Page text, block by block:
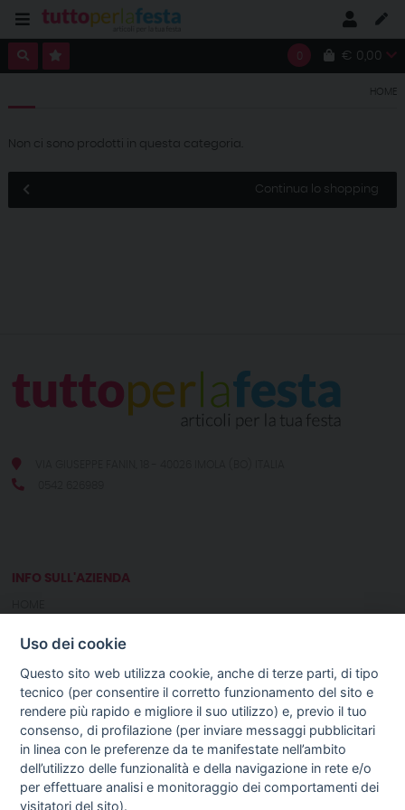
0 € 0,00
HOME
Non ci sono prodotti in questa categoria.
Continua lo shopping
INFO SULL'AZIENDA
NOTIZIE
GUIDA AGLI ACQUISTI
PROCEDURA DI ACQUISTO
DIRITTO DI RECESSO
SPEDIZIONI E COSTI
Uso dei cookie
Questo sito web utilizza cookie, anche di terze parti, di tipo
tecnico (per consentire il corretto funzionamento del sito e
rendere più rapido e migliore il suo utilizzo) e, previo il tuo
consenso, di profilazione (per inviare messaggi pubblicitari
in linea con le preferenze da te manifestate nell’ambito
dell’utilizzo delle funzionalità e della navigazione in rete e/o
per effettuare analisi e monitoraggio dei comportamenti dei
visitatori del sito).